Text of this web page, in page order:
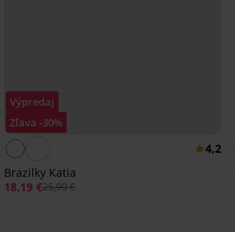
Výpredaj
Zľava -30%
4,2
Brazilky Katia
18,19 €25,99 €